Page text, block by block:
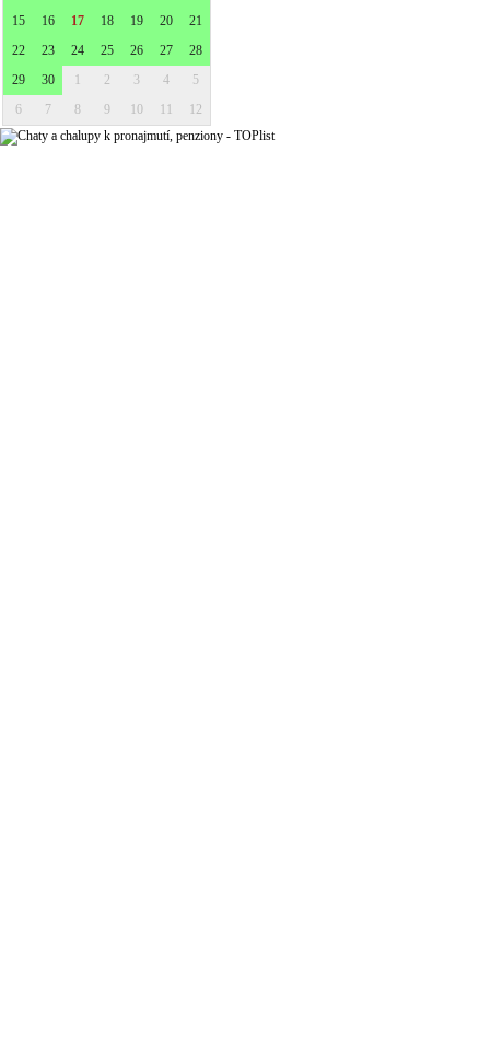
15
16 17 18 19 20
21
22
23 24 25 26 27
28
29
30 1 2 3 4
5
6
7 8 9 10 11 12